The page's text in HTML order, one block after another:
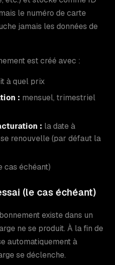
le numéro de carte
jamais les données de
est créé avec :
à quel prix
: mensuel, trimestriel
: la date à
renouvelle (par défaut la
cas échéant)
(le cas échéant)
existe dans un
ne se produit. À la fin de
automatiquement à
se déclenche.